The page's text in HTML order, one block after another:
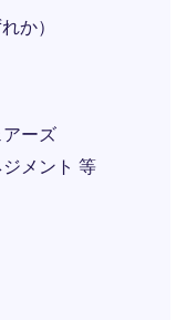
か）
ーズ
メント 等